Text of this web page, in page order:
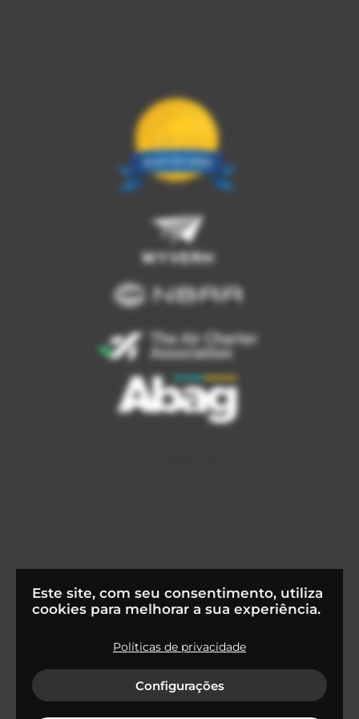
© 2022Flapper Tecnologia S.A
Termos de uso e condições
Este site, com seu consentimento, utiliza
cookies para melhorar a sua experiência.
Políticas de privacidade
Configurações